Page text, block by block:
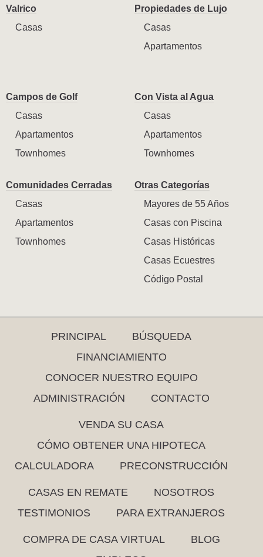
Valrico
Casas
Propiedades de Lujo
Casas
Apartamentos
Campos de Golf
Casas
Apartamentos
Townhomes
Con Vista al Agua
Casas
Apartamentos
Townhomes
Comunidades Cerradas
Casas
Apartamentos
Townhomes
Otras Categorías
Mayores de 55 Años
Casas con Piscina
Casas Históricas
Casas Ecuestres
Código Postal
PRINCIPAL
BÚSQUEDA
FINANCIAMIENTO
CONOCER NUESTRO EQUIPO
ADMINISTRACIÓN
CONTACTO
VENDA SU CASA
CÓMO OBTENER UNA HIPOTECA
CALCULADORA
PRECONSTRUCCIÓN
CASAS EN REMATE
NOSOTROS
TESTIMONIOS
PARA EXTRANJEROS
COMPRA DE CASA VIRTUAL
BLOG